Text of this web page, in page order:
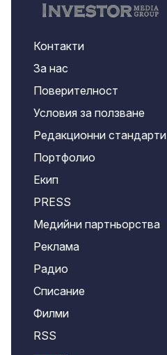
Контакти
За нас
Поверителност
Условия за ползване
Редакционни стандарти
Портфолио
Екип
PRESS
Медийни партньорства
Реклама
Радио
Списание
Филми
RSS